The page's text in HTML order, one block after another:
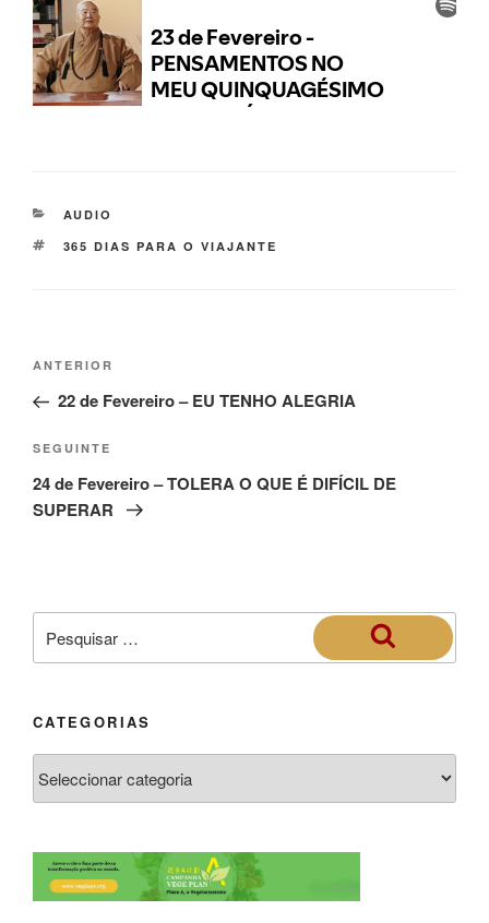
AUDIO
365 DIAS PARA O VIAJANTE
ANTERIOR
22 de Fevereiro – EU TENHO ALEGRIA
SEGUINTE
24 de Fevereiro – TOLERA O QUE É DIFÍCIL DE
SUPERAR
CATEGORIAS